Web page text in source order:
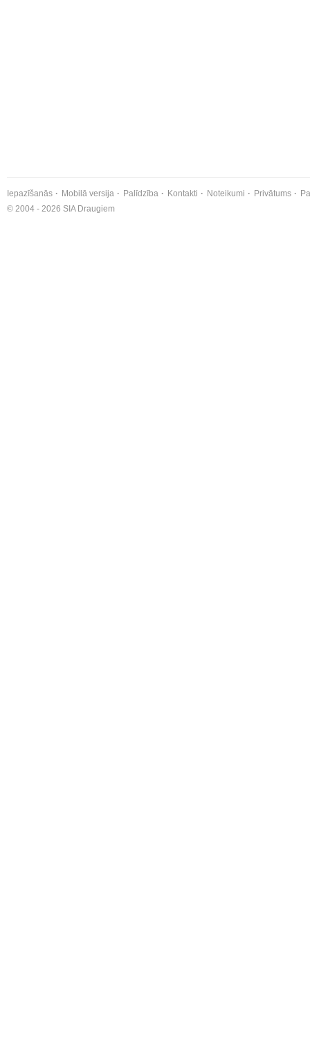
Iepazīšanās Mobilā versija Palīdzība Kontakti Noteikumi Privātums
© 2004 - 2026 SIA Draugiem